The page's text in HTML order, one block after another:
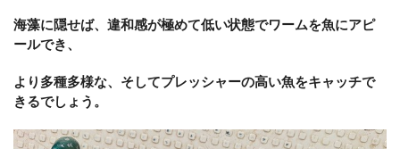
海藻に隠せば、違和感が極めて低い状態でワームを魚にアピ
ールでき、
より多種多様な、そしてプレッシャーの高い魚をキャッチで
きるでしょう。